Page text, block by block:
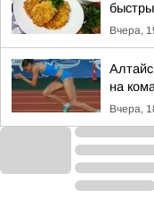
Вчера,
на
Вчера,